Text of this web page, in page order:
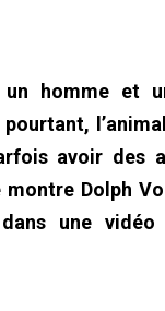
un homme et
avoir des
montre Dolph
une